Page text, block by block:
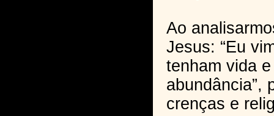
Ao
Jesus: “Eu
tenham vida
abundância”,
crenças e